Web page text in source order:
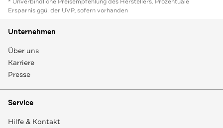
Ersparnis ggü. der UVP, sofern vorhanden
Unternehmen
Über uns
Karriere
Presse
Service
Hilfe & Kontakt